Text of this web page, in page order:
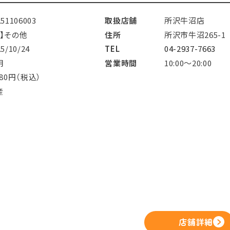
その他
10/24
円（税込）
取扱店舗
所沢牛沼店
住所
所沢市牛沼265-1
TEL
04-2937-7663
営業時間
10:00～20:00
店舗詳細